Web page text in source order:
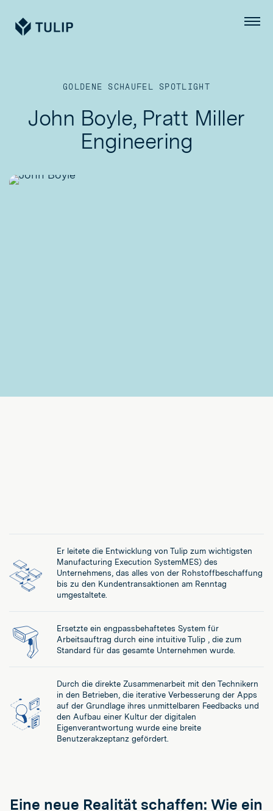
Tulip Menü
GOLDENE SCHAUFEL SPOTLIGHT
John Boyle, Pratt Miller
Engineering
Er leitete die Entwicklung von Tulip zum wichtigsten
Manufacturing Execution SystemMES) des
Unternehmens, das alles von der Rohstoffbeschaffung
bis zu den Kundentransaktionen am Renntag
umgestaltete.
Ersetzte ein engpassbehaftetes System für
Arbeitsauftrag durch eine intuitive Tulip , die zum
Standard für das gesamte Unternehmen wurde.
Durch die direkte Zusammenarbeit mit den Technikern
in den Betrieben, die iterative Verbesserung der Apps
auf der Grundlage ihres unmittelbaren Feedbacks und
den Aufbau einer Kultur der digitalen
Eigenverantwortung wurde eine breite
Benutzerakzeptanz gefördert.
Eine neue Realität schaffen: Wie ein